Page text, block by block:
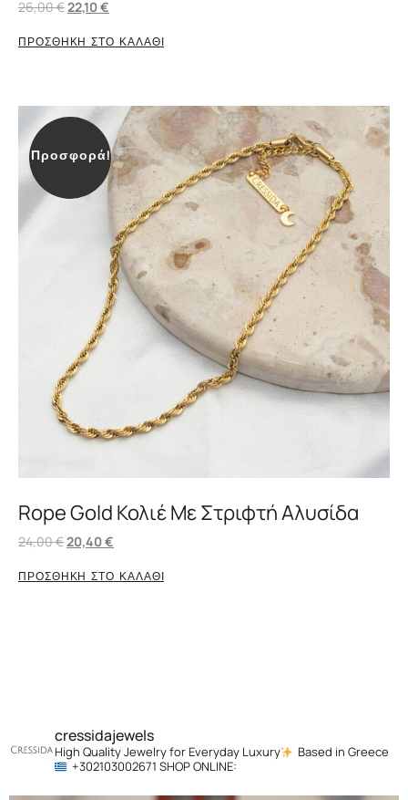
26,00€22,10€
ΠΡΟΣΘΗΚΗ ΣΤΟ ΚΑΛΑΘΙ
Προσφορά!
Rope Gold Κολιέ Με Στριφτή Αλυσίδα
24,00€20,40€
ΠΡΟΣΘΗΚΗ ΣΤΟ ΚΑΛΑΘΙ
cressidajewels
High Quality Jewelry for Everyday Luxury
Based in Greece
+302103002671 SHOP ONLINE: